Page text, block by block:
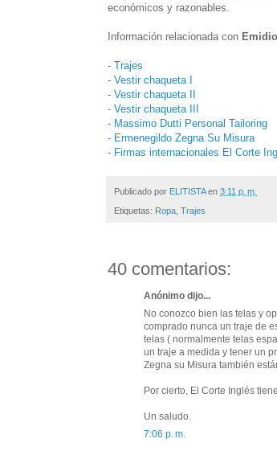
económicos y razonables.
Información relacionada con
- Trajes
- Vestir chaqueta I
- Vestir chaqueta II
- Vestir chaqueta III
- Massimo Dutti Personal Tailoring
- Ermenegildo Zegna Su Misura
- Firmas internacionales El Corte
Publicado por ELITISTA en 3:11 p. m.
Etiquetas: Ropa Trajes
40 comentarios:
Anónimo dijo...
No conozco bien las telas y
comprado nunca un traje de
telas ( normalmente telas
un traje a medida y tener un
Zegna su Misura también
Por cierto, El Corte Inglés
Un saludo.
7:06 p. m.